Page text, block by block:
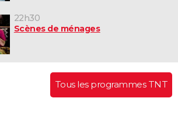
22h30
Scènes de ménages
Tous les programmes TNT